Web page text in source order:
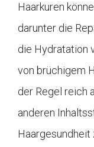
Haarkuren
darunter die
die Hydratation
von brüchigem
der Regel reich
anderen
Haargesundheit